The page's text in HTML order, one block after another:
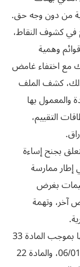
من دون وجه حق.
في كشوف النقاط،
وهمية
مع اختفاء غامض
ذلك، كشف الملف
والمعمول بها
التقييم،
بجنح إساءة
ممارسة
بغرض
وتهمة
وهي الأفعال المنصوص والمعاقب عليها بموجب المادة 33
من قانون الوقاية من الفساد ومكافحته 06/01، والمادة 22